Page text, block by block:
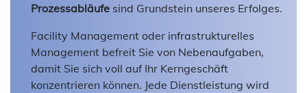
Prozessabläufe sind Grundstein unseres Erfolges.
Facility Management oder infrastrukturelles
Management befreit Sie von Nebenaufgaben,
damit Sie sich voll auf Ihr Kerngeschäft
konzentrieren können. Jede Dienstleistung wird